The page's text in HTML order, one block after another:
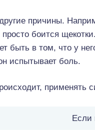
причины.
просто боится
быть в том, что у
испытывает боль.
применять
Если